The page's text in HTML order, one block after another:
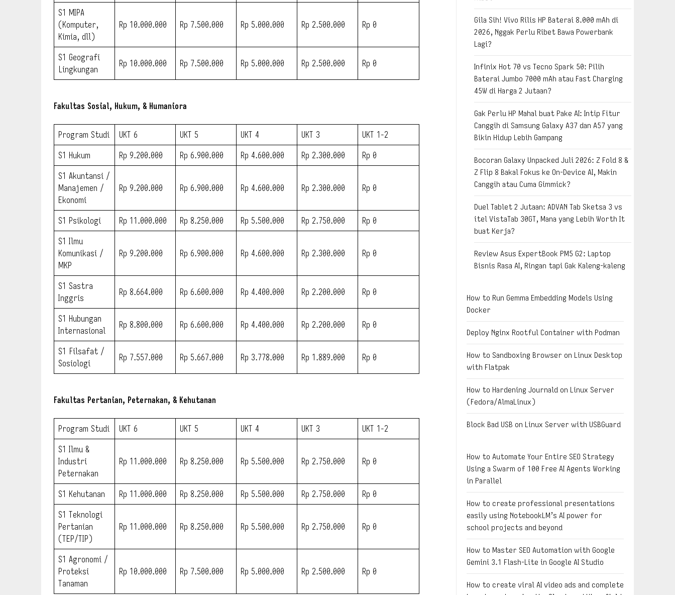
S1 MIPA
(Komputer,
Kimia, dll)
Rp 10.000.000 Rp 7.500.000 Rp 5.000.000 Rp 2.500.000 Rp 0
S1 Geografi
Lingkungan
Rp 10.000.000 Rp 7.500.000 Rp 5.000.000 Rp 2.500.000 Rp 0
Fakultas Sosial, Hukum, & Humaniora
Program Studi UKT 6 UKT 5 UKT 4 UKT 3 UKT 1-2
S1 Hukum Rp 9.200.000 Rp 6.900.000 Rp 4.600.000 Rp 2.300.000 Rp 0
S1 Akuntansi /
Manajemen /
Ekonomi
Rp 9.200.000 Rp 6.900.000 Rp 4.600.000 Rp 2.300.000 Rp 0
S1 Psikologi Rp 11.000.000 Rp 8.250.000 Rp 5.500.000 Rp 2.750.000 Rp 0
S1 Ilmu
Komunikasi /
MKP
Rp 9.200.000 Rp 6.900.000 Rp 4.600.000 Rp 2.300.000 Rp 0
S1 Sastra
Inggris
Rp 8.664.000 Rp 6.600.000 Rp 4.400.000 Rp 2.200.000 Rp 0
S1 Hubungan
Internasional
Rp 8.800.000 Rp 6.600.000 Rp 4.400.000 Rp 2.200.000 Rp 0
S1 Filsafat /
Sosiologi
Rp 7.557.000 Rp 5.667.000 Rp 3.778.000 Rp 1.889.000 Rp 0
Fakultas Pertanian, Peternakan, & Kehutanan
Program Studi UKT 6 UKT 5 UKT 4 UKT 3 UKT 1-2
S1 Ilmu &
Industri
Peternakan
Rp 11.000.000 Rp 8.250.000 Rp 5.500.000 Rp 2.750.000 Rp 0
S1 Kehutanan Rp 11.000.000 Rp 8.250.000 Rp 5.500.000 Rp 2.750.000 Rp 0
S1 Teknologi
Pertanian
(TEP/TIP)
Rp 11.000.000 Rp 8.250.000 Rp 5.500.000 Rp 2.750.000 Rp 0
S1 Agronomi /
Proteksi
Tanaman
Rp 10.000.000 Rp 7.500.000 Rp 5.000.000 Rp 2.500.000 Rp 0
Gila Sih! Vivo Rilis HP Baterai 8.000 mAh di
2026, Nggak Perlu Ribet Bawa Powerbank
Lagi?
Infinix Hot 70 vs Tecno Spark 50: Pilih
Baterai Jumbo 7000 mAh atau Fast Charging
45W di Harga 2 Jutaan?
Gak Perlu HP Mahal buat Pake AI: Intip Fitur
Canggih di Samsung Galaxy A37 dan A57 yang
Bikin Hidup Lebih Gampang
Bocoran Galaxy Unpacked Juli 2026: Z Fold 8 &
Z Flip 8 Bakal Fokus ke On-Device AI, Makin
Canggih atau Cuma Gimmick?
Duel Tablet 2 Jutaan: ADVAN Tab Sketsa 3 vs
itel VistaTab 30GT, Mana yang Lebih Worth It
buat Kerja?
Review Asus ExpertBook PM5 G2: Laptop
Bisnis Rasa AI, Ringan tapi Gak Kaleng-kaleng
How to Run Gemma Embedding Models Using
Docker
Deploy Nginx Rootful Container with Podman
How to Sandboxing Browser on Linux Desktop
with Flatpak
How to Hardening Journald on Linux Server
(Fedora/AlmaLinux)
Block Bad USB on Linux Server with USBGuard
How to Automate Your Entire SEO Strategy
Using a Swarm of 100 Free AI Agents Working
in Parallel
How to create professional presentations
easily using NotebookLM’s AI power for
school projects and beyond
How to Master SEO Automation with Google
Gemini 3.1 Flash-Lite in Google AI Studio
How to create viral AI video ads and complete